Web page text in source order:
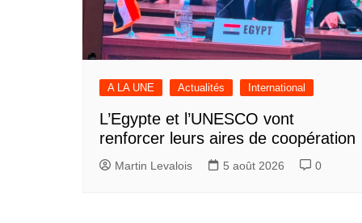
A LA UNE Actualités International
L’Egypte et l’UNESCO vont
renforcer leurs aires de coopération
Martin Levalois 5 août 2026 0